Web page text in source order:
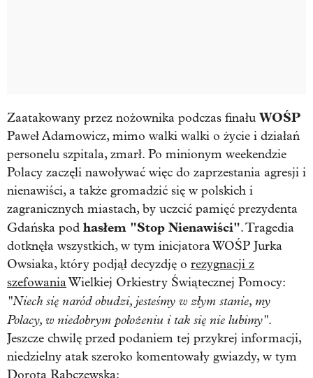
Zaatakowany przez nożownika podczas finału WOŚP
Paweł Adamowicz, mimo walki walki o życie i działań
personelu szpitala, zmarł. Po minionym weekendzie
Polacy zaczęli nawoływać więc do zaprzestania agresji i
nienawiści, a także gromadzić się w polskich i
zagranicznych miastach, by uczcić pamięć prezydenta
Gdańska pod hasłem "Stop Nienawiści". Tragedia
dotknęła wszystkich, w tym inicjatora WOŚP Jurka
Owsiaka, który podjął decyzdję o rezygnacji z
szefowaniaWielkiej Orkiestry Świątecznej Pomocy:
"Niech się naród obudzi, jesteśmy w złym stanie, my
Polacy, w niedobrym położeniu i tak się nie lubimy".
Jeszcze chwilę przed podaniem tej przykrej informacji,
niedzielny atak szeroko komentowały gwiazdy, w tym
Dorota Rabczewska: